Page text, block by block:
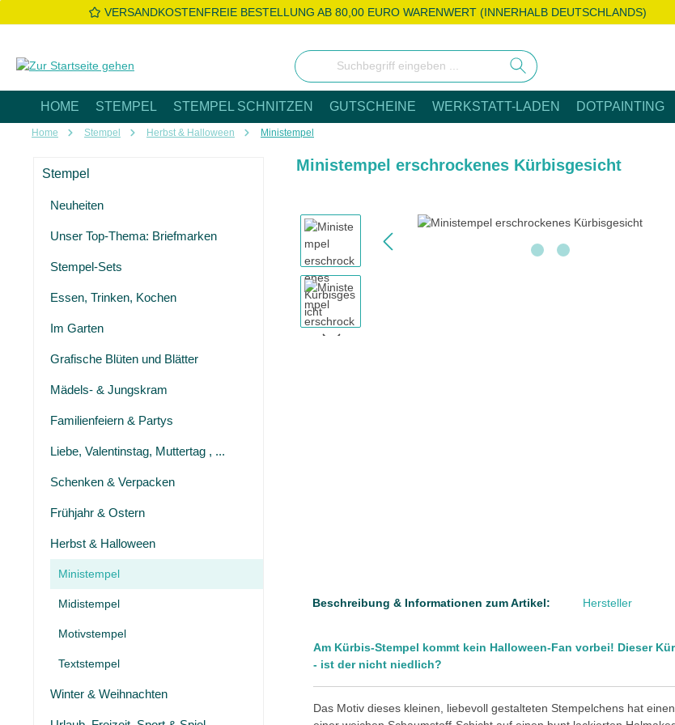
Hauptinhalt springen
Zur Suche springen
Zur Hauptnavigation springenVERSANDKOSTENFREIE BESTELLUNG AB 80,00 EURO WARENWERT (INNERHALB DEUTSCHLANDS)
HOME STEMPEL STEMPEL SCHNITZEN GUTSCHEINE WERKSTATT-LADEN DOTPAINTING
Home Stempel Herbst & Halloween Ministempel
Stempel
Neuheiten
Unser Top-Thema: Briefmarken
Stempel-Sets
Essen, Trinken, Kochen
Im Garten
Grafische Blüten und Blätter
Mädels- & Jungskram
Familienfeiern & Partys
Liebe, Valentinstag, Muttertag , ...
Schenken & Verpacken
Frühjahr & Ostern
Herbst & Halloween
Ministempel
Midistempel
Motivstempel
Textstempel
Winter & Weihnachten
Ministempel erschrockenes Kürbisgesicht
Bildergalerie überspringen
Beschreibung & Informationen zum Artikel: Hersteller
Am Kürbis-Stempel kommt kein Halloween-Fan vorbei! Dieser
- ist der nicht niedlich?
Das Motiv dieses kleinen, liebevoll gestalteten Stempelchens hat